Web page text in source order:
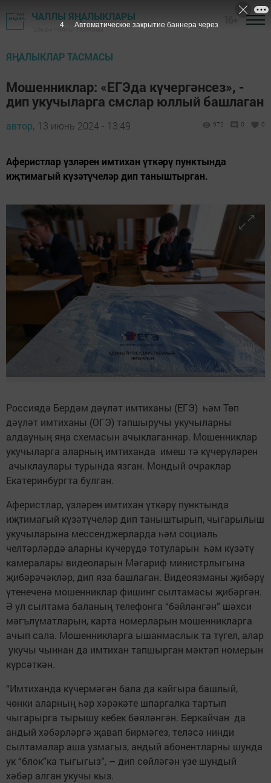
ЧАЛЛЫ ЯҢАЛЫКЛАРЫ
"Шәһри Чаллы" газетасы
ЯҢАЛЫКЛАР ТАСМАСЫ
Мошенниклар: «ЕГЭда күчергәнсез», -
дип укучыларга смслар юллый башлаган
автор, 13 июнь 2024 - 13:49 972 0 0
Аферистлар үзләрен имтихан үткәрү пунктында
иҗтимагый күзәтүчеләр дип таныштырган.
Россиядә Бердәм дәүләт имтиханы (ЕГЭ) һәм Төп
дәүләт имтиханы (ОГЭ) тапшыручы укучыларны
алдауның яңа схемасын ачыклаганнар. Мошенниклар
укучыларга аларның имтиханда имеш тә күчерүләрен
ачыклаулары турында язган. Мондый очраклар
Екатеринбургта булган.
Аферистлар, үзләрен имтихан үткәрү пунктында
иҗтимагый күзәтүчеләр дип таныштырып, чыгарылыш
укучыларына мессенджерларда һәм социаль
челтәрләрдә аларны күчерүдә тотуларын һәм күзәтү
камералары видеоларын Мәгариф министрлыгына
җибәрәчәкләр, дип яза башлаган. Видеоязманы җибәрү
үтенеченә мошенниклар фишинг сылтамасы җибәргән.
Ә ул сылтама баланың телефонга “бәйләнгән” шәхси
мәгълүматларын, карта номерларын мошенникларга
ачып сала. Мошенникларга ышанмаслык та түгел, алар
укучы чыннан да имтихан тапшырган мәктәп номерын
күрсәткән.
“Имтиханда күчермәгән бала да кайгыра башлый,
чөнки аларның һәр хәрәкәте шпаргалка тартып
чыгарырга тырышу кебек бәяләнгән. Беркайчан да
андый хәбәрләргә җавап бирмәгез, теләсә нинди
сылтамалар аша узмагыз, андый абонентларны шунда
ук “блок”ка тыгыгыз”, – дип сөйләгән үзе шундый
хәбәр алган укучы кыз.
3 Автоматическое закрытие баннера через